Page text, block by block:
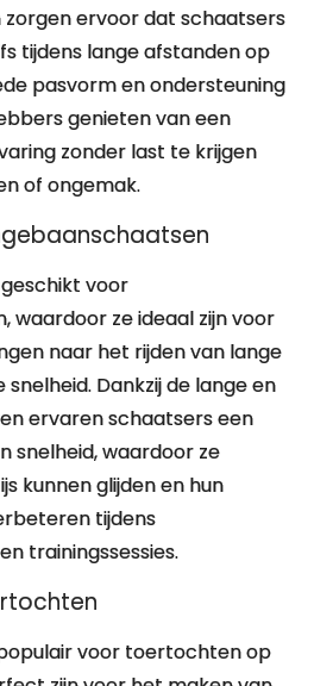
zorgen ervoor dat schaatsers
tijdens lange afstanden op
pasvorm en ondersteuning
genieten van een
zonder last te krijgen
of ongemak.
voor
waardoor ze ideaal zijn voor
naar het rijden van lange
Dankzij de lange en
ervaren schaatsers een
snelheid, waardoor ze
kunnen glijden en hun
tijdens
trainingssessies.
voor toertochten op